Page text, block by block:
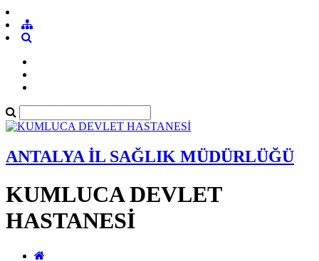
ANTALYA İL SAĞLIK MÜDÜRLÜĞÜ
KUMLUCA DEVLET
HASTANESİ